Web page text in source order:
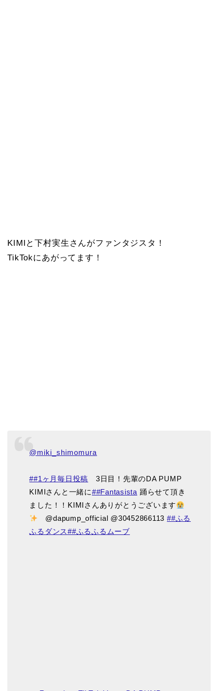
KIMIと下村実生さんがファンタジスタ！
TikTokにあがってます！
@miki_shimomura
##1ヶ月毎日投稿 3日目！先輩のDA PUMP
KIMIさんと一緒に##Fantasista 踊らせて頂き
ました！！KIMIさんありがとうございます
@dapump_official @30452866113 ##ふる
ふるダンス##ふるふるムーブ